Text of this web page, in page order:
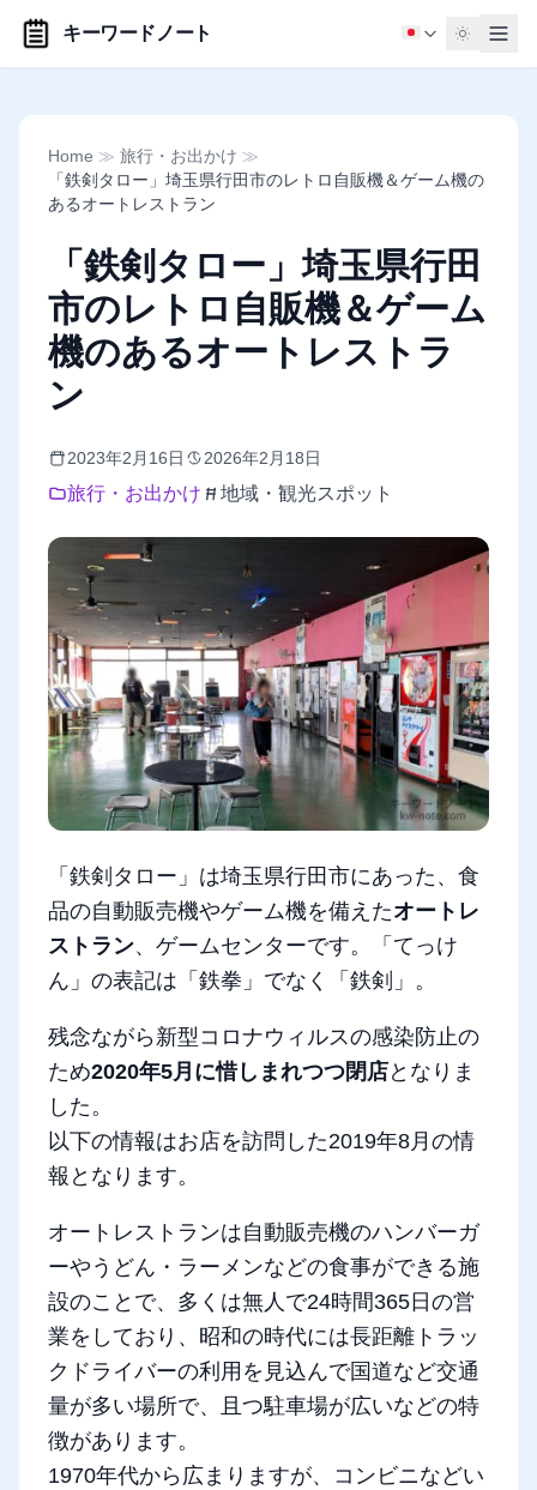
キーワードノート
Home ≫ 旅行・お出かけ ≫
「鉄剣タロー」埼玉県行田市のレトロ自販機＆ゲーム機の
あるオートレストラン
「鉄剣タロー」埼玉県行田
市のレトロ自販機＆ゲーム
機のあるオートレストラ
ン
2023年2月16日 2026年2月18日
旅行・お出かけ 地域・観光スポット
「鉄剣タロー」は埼玉県行田市にあった、食
品の自動販売機やゲーム機を備えたオートレ
ストラン、ゲームセンターです。「てっけ
ん」の表記は「鉄拳」でなく「鉄剣」。
残念ながら新型コロナウィルスの感染防止の
ため2020年5月に惜しまれつつ閉店となりま
した。
以下の情報はお店を訪問した2019年8月の情
報となります。
オートレストランは自動販売機のハンバーガ
ーやうどん・ラーメンなどの食事ができる施
設のことで、多くは無人で24時間365日の営
業をしており、昭和の時代には長距離トラッ
クドライバーの利用を見込んで国道など交通
量が多い場所で、且つ駐車場が広いなどの特
徴があります。
1970年代から広まりますが、コンビニなどい